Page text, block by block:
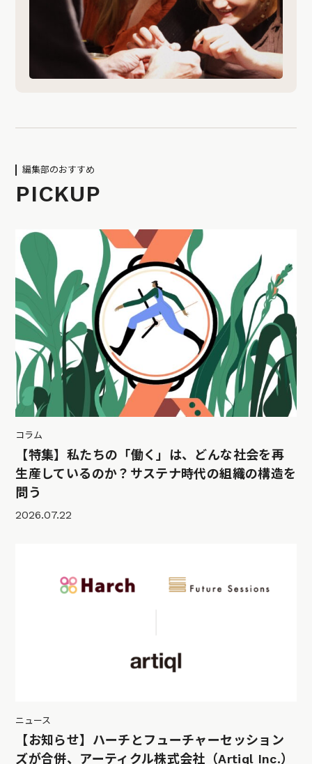
編集部のおすすめ
PICKUP
コラム
【特集】私たちの「働く」は、どんな社会を再
生産しているのか？サステナ時代の組織の構造を
問う
2026.07.22
ニュース
【お知らせ】ハーチとフューチャーセッション
ズが合併、アーティクル株式会社（Artiql Inc.）